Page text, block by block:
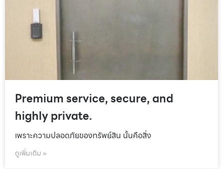
Premium service, secure, and
highly private.
เพราะความปลอดภัยของทรัพย์สิน นั้นคือสิ่ง
ดูเพิ่มเติม »